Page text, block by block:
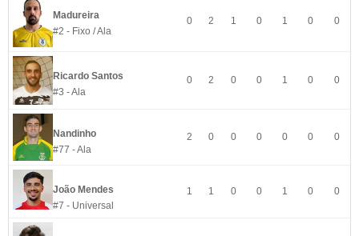
Madureira
#2 - Fixo / Ala
0 2 1 0 1 0 0
Ricardo Santos
#3 - Ala
0 2 0 0 1 0 0
Nandinho
#77 - Ala
2 0 0 0 0 0 0
João Mendes
#7 - Universal
1 1 0 0 1 0 0